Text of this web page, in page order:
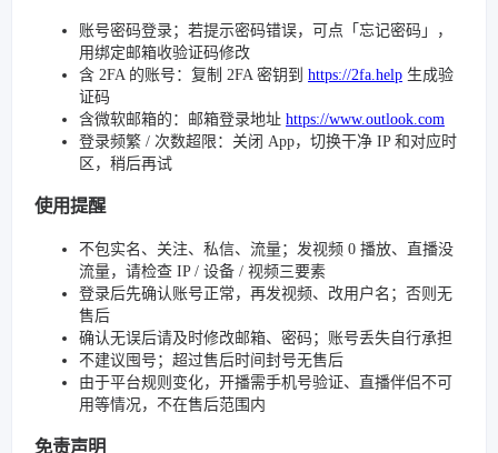
账号密码登录；若提示密码错误，可点「忘记密码」，
用绑定邮箱收验证码修改
含 2FA 的账号：复制 2FA 密钥到 https://2fa.help 生成验
证码
含微软邮箱的：邮箱登录地址 https://www.outlook.com
登录频繁 / 次数超限：关闭 App，切换干净 IP 和对应时
区，稍后再试
使用提醒
不包实名、关注、私信、流量；发视频 0 播放、直播没
流量，请检查 IP / 设备 / 视频三要素
登录后先确认账号正常，再发视频、改用户名；否则无
售后
确认无误后请及时修改邮箱、密码；账号丢失自行承担
不建议囤号；超过售后时间封号无售后
由于平台规则变化，开播需手机号验证、直播伴侣不可
用等情况，不在售后范围内
免责声明